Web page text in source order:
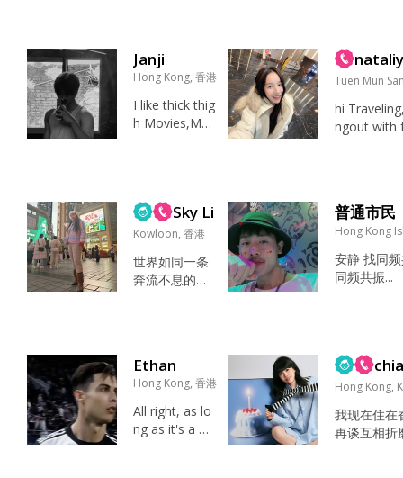
Janji
Hong Kong, 香港
I like thick thig
h Movies,Mus
Tuen Mun
hi
ngout with
共同创造未
找什么...
Sky Li
Kowloon, 香港
世界如同一条
奔流不息的河
潮水的方向并
非凡人之力所
及，可站在浪
潮中的姿态，
却永远由自己
普通市民
Hong Kong
安静 找同
同频共振...
Ethan
Hong Kong, 香港
All right, as lo
ng as it's a wo
Hong Kong,
我现在住在
再谈互相折